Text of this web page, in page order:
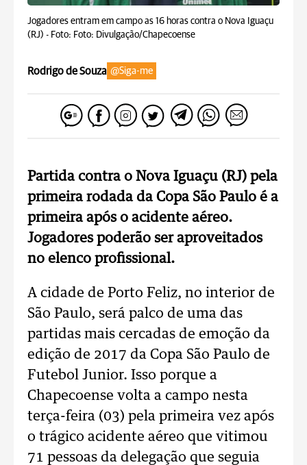
Jogadores entram em campo as 16 horas contra o Nova Iguaçu
(RJ) - Foto: Foto: Divulgação/Chapecoense
Rodrigo de Souza @Siga-me
Partida contra o Nova Iguaçu (RJ) pela
primeira rodada da Copa São Paulo é a
primeira após o acidente aéreo.
Jogadores poderão ser aproveitados
no elenco profissional.
A cidade de Porto Feliz, no interior de
São Paulo, será palco de uma das
partidas mais cercadas de emoção da
edição de 2017 da Copa São Paulo de
Futebol Junior. Isso porque a
Chapecoense volta a campo nesta
terça-feira (03) pela primeira vez após
o trágico acidente aéreo que vitimou
71 pessoas da delegação que seguia